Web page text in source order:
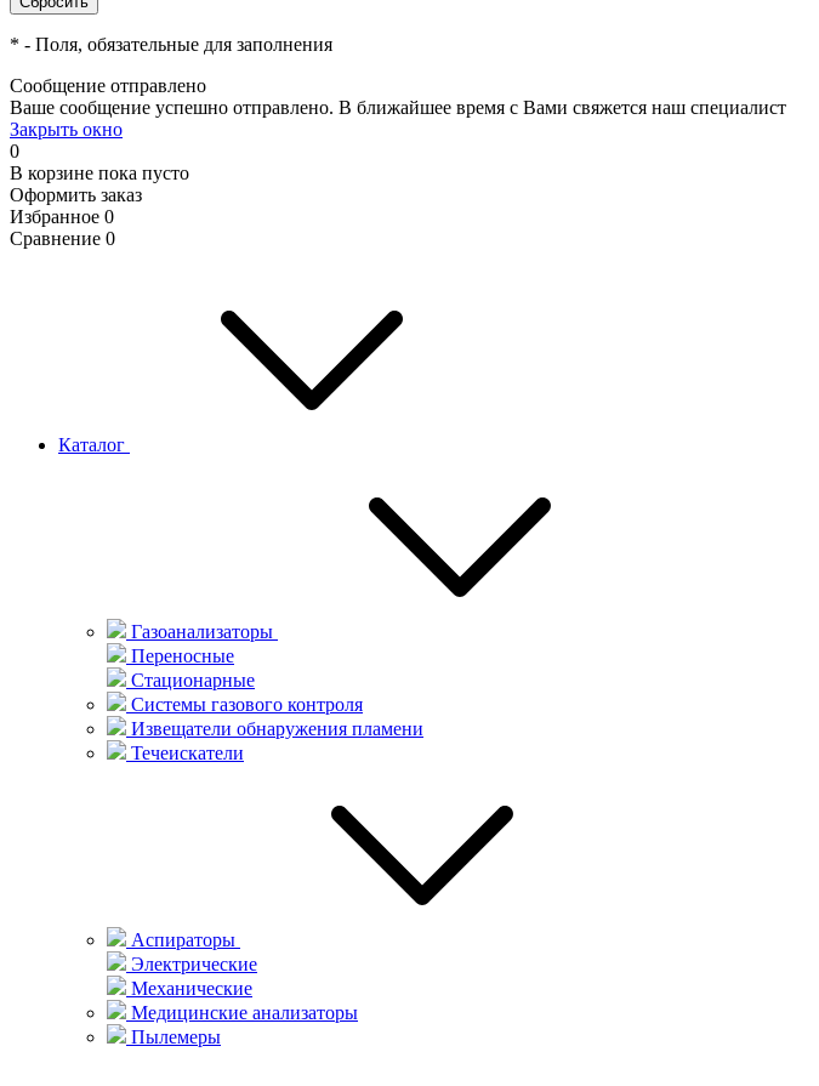
* - Поля, обязательные для заполнения
Сообщение отправлено
Ваше сообщение успешно отправлено. В ближайшее время с Вами свяжется наш специалист
Закрыть окно
0
В корзине пока пусто
Оформить заказ
Избранное 0
Сравнение 0
Каталог
Газоанализаторы
Переносные
Стационарные
Системы газового контроля
Извещатели обнаружения пламени
Течеискатели
Аспираторы
Электрические
Механические
Медицинские анализаторы
Пылемеры